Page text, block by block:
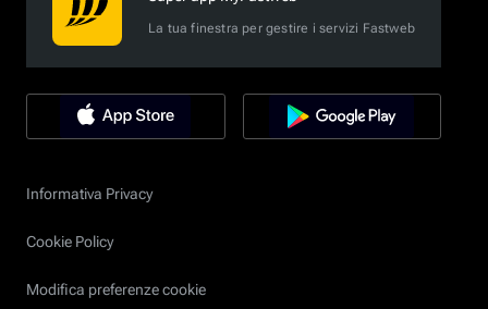
La tua finestra per gestire i servizi Fastweb
Informativa Privacy
Cookie Policy
Modifica preferenze cookie